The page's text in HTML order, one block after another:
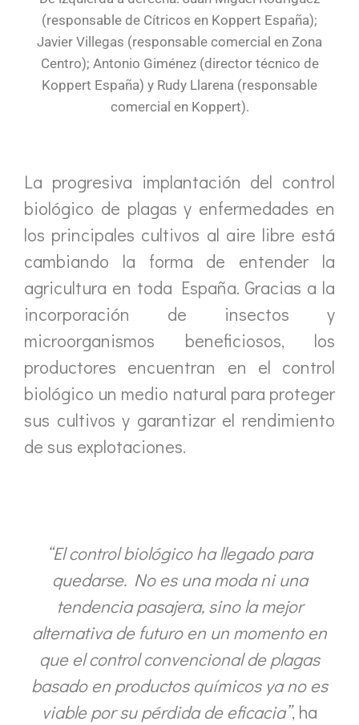
(responsable de Cítricos en Koppert España);
Javier Villegas (responsable comercial en Zona
Centro); Antonio Giménez (director técnico de
Koppert España) y Rudy Llarena (responsable
comercial en Koppert).
La progresiva implantación del control
biológico de plagas y enfermedades en
los principales cultivos al aire libre está
cambiando la forma de entender la
agricultura en toda España. Gracias a la
incorporación de insectos y
microorganismos beneficiosos, los
productores encuentran en el control
biológico un medio natural para proteger
sus cultivos y garantizar el rendimiento
de sus explotaciones.
“El control biológico ha llegado para
quedarse. No es una moda ni una
tendencia pasajera, sino la mejor
alternativa de futuro en un momento en
que el control convencional de plagas
basado en productos químicos ya no es
viable por su pérdida de eficacia”, ha